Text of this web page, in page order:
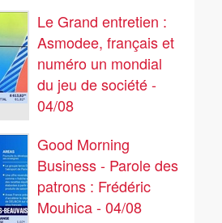
Le Grand entretien :
Asmodee, français et
numéro un mondial
du jeu de société -
04/08
Good Morning
Business - Parole des
patrons : Frédéric
Mouhica - 04/08